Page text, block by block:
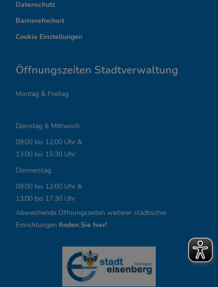
e
s
a
t
L
i
n
k
s
,
Datenschutz
Barrierefreiheit
Cookie Einstellungen
Öffnungszeiten Stadtverwaltung
Montag & Freitag
Dienstag & Mittwoch
09:00 bis 12:00 Uhr &
13:00 bis 15:30 Uhr
Donnerstag
09:00 bis 12:00 Uhr &
13:00 bis 17:30 Uhr
Abweichende Öffnungszeiten weiterer städtischer
Einrichtungen finden Sie hier!